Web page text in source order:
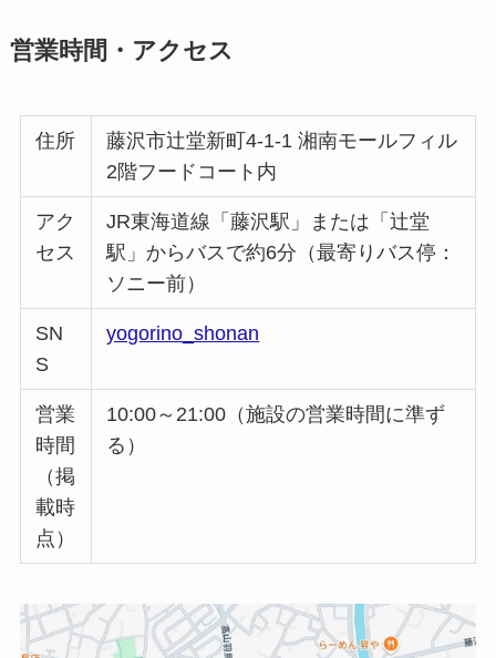
営業時間・アクセス
住所
藤沢市辻堂新町4-1-1 湘南モールフィル
2階フードコート内
アク
セス
JR東海道線「藤沢駅」または「辻堂
駅」からバスで約6分（最寄りバス停：
ソニー前）
SN
S
yogorino_shonan
営業
時間
（掲
載時
点）
10:00～21:00（施設の営業時間に準ず
る）